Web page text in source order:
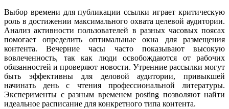
Выбор времени для публикации ссылки играет критическую
роль в достижении максимального охвата целевой аудитории.
Анализ активности пользователей в разных часовых поясах
помогает определить оптимальные окна для размещения
контента. Вечерние часы часто показывают высокую
вовлеченность, так как люди освобождаются от рабочих
обязанностей и проверяют новости. Утренние рассылки могут
быть эффективны для деловой аудитории, привыкшей
начинать день с чтения профессиональной литературы.
Эксперименты с разным временем posting позволяют найти
идеальное расписание для конкретного типа контента.